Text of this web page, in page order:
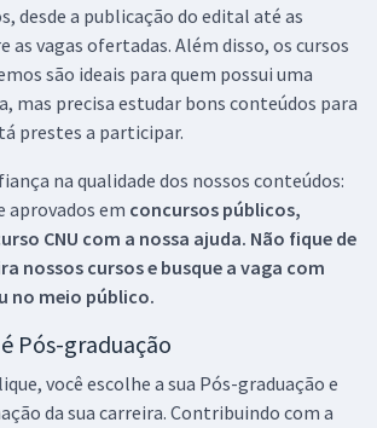
desde a publicação do edital até as
as vagas ofertadas. Além disso, os cursos
são ideais para quem possui uma
mas precisa estudar bons conteúdos para
prestes a participar.
na qualidade dos nossos conteúdos:
aprovados em concursos públicos,
CNU com a nossa ajuda. Não fique de
nossos cursos e busque a vaga com
no meio público.
Pós-graduação
você escolhe a sua Pós-graduação e
da sua carreira. Contribuindo com a